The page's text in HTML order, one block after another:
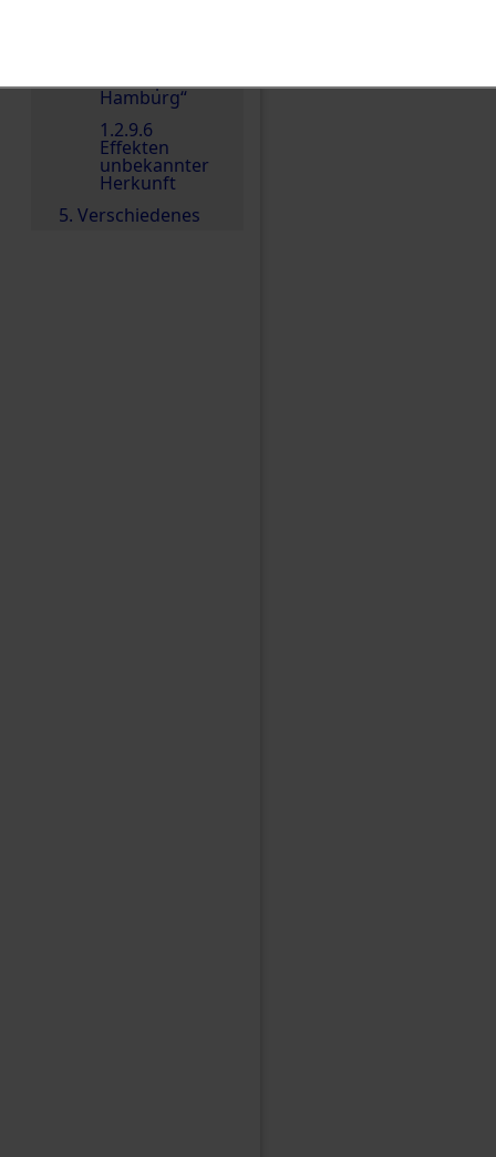
Hamburg“
1.2.9.6
Effekten
unbekannter
Herkunft
5. Verschiedenes